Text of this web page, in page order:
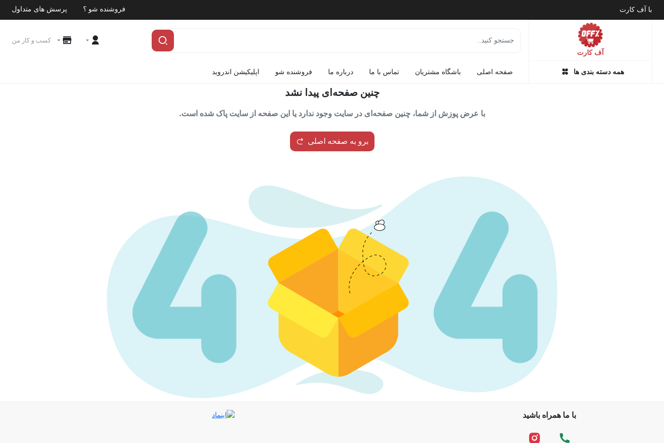
با آف کارت فروشنده شو ؟ پرسش های متداول
آف کارت
کسب و کار من
همه دسته بندی ها صفحه اصلی باشگاه مشتریان تماس با ما درباره ما فروشنده شو اپلیکیشن اندروید
چنین صفحه‌ای پیدا نشد
با عرض پوزش از شما، چنین صفحه‌ای در سایت وجود ندارد یا این صفحه از سایت پاک شده است.
برو به صفحه اصلی
با ما همراه باشید